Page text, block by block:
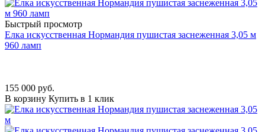
Быстрый просмотр
Елка искусственная Нормандия пушистая заснеженная 3,05 м
960 ламп
155 000 руб.
В корзину Купить в 1 клик